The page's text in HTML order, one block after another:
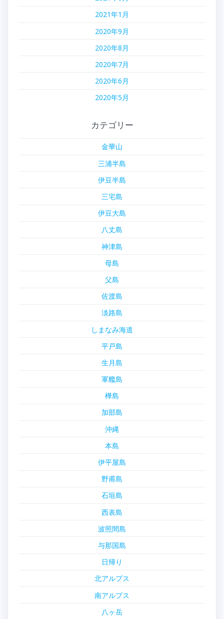
2021年1月
2020年9月
2020年8月
2020年7月
2020年6月
2020年5月
カテゴリー
金華山
三浦半島
伊豆半島
三宅島
伊豆大島
八丈島
神津島
母島
父島
佐渡島
淡路島
しまなみ海道
平戸島
生月島
軍艦島
樺島
加部島
沖縄
本島
伊平屋島
野甫島
石垣島
西表島
波照間島
与那国島
日帰り
北アルプス
南アルプス
八ヶ岳